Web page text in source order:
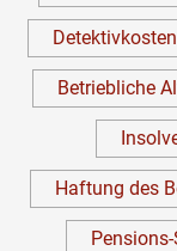
Detektivkosten
Betriebliche
Haftung des